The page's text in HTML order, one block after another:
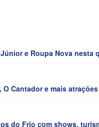
e Roupa Nova nesta
Cantador e mais
do Frio com shows,